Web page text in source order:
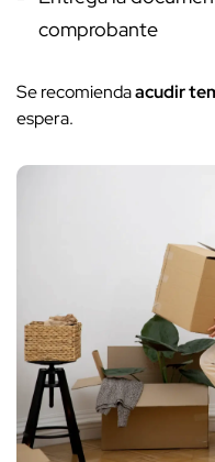
comprobante
Se recomiendaacudir
espera.